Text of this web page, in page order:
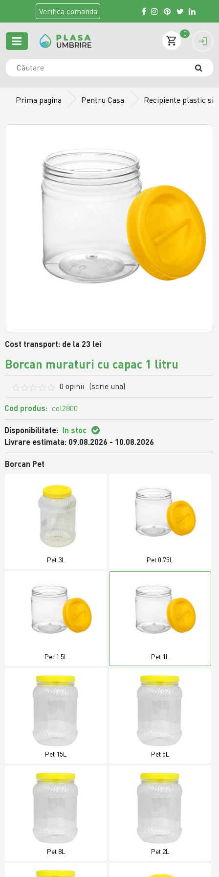
Verifica comanda
0
Prima pagina Pentru Casa Recipiente plastic si
Cost transport: de la 23 lei
Borcan muraturi cu capac 1 litru
0 opinii (scrie una)
Cod produs: col2800
Disponibilitate: In stoc
Livrare estimata: 09.08.2026 - 10.08.2026
Borcan Pet
Pet 3L Pet 0.75L
Pet 1.5L Pet 1L
Pet 15L Pet 5L
Pet 8L Pet 2L